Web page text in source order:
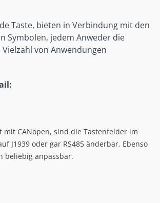
Taste, bieten in Verbindung mit den
Symbolen, jedem Anweder die
von Anwendungen
mit CANopen, sind die Tastenfelder im
J1939 oder gar RS485 änderbar. Ebenso
beliebig anpassbar.